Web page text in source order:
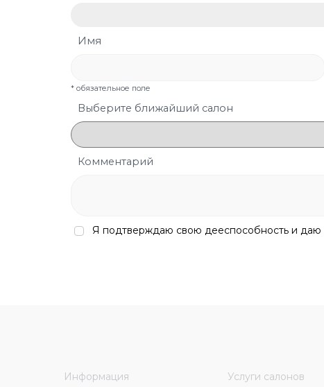
Имя
* обязательное поле
Выберите ближайший салон
Комментарий
Я подтверждаю свою дееспособность и даю
Информация Услуги салонов